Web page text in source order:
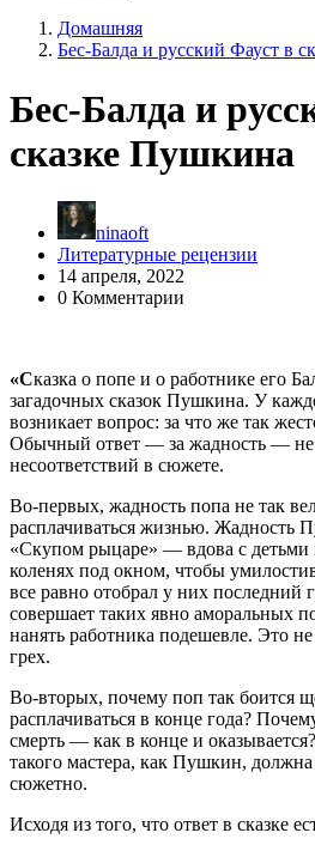
Домашняя
Бес-Балда и русский Фауст в
Бес-Балда и
сказке Пушкина
ninaoft
Литературные рецензии
14 апреля, 2022
0 Комментарии
«Сказка о попе и о работнике его
загадочных сказок Пушкина. У
возникает вопрос: за что же так
Обычный ответ — за жадность — не
несоответствий в сюжете.
Во-первых, жадность попа не так
расплачиваться жизнью. Жадность
«Скупом рыцаре» — вдова с детьми
коленях под окном, чтобы
все равно отобрал у них последний
совершает таких явно аморальных
нанять работника подешевле. Это
грех.
Во-вторых, почему поп так боится
расплачиваться в конце года?
смерть — как в конце и
такого мастера, как Пушкин,
сюжетно.
Исходя из того, что ответ в сказке